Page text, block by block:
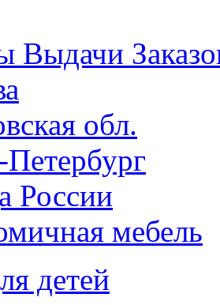
Выдачи
обл.
России
мебель
детей